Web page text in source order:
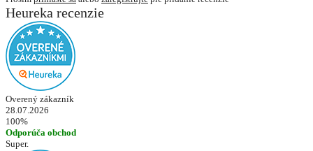
Heureka recenzie
Overený zákazník
28.07.2026
100%
Odporúča obchod
Super.